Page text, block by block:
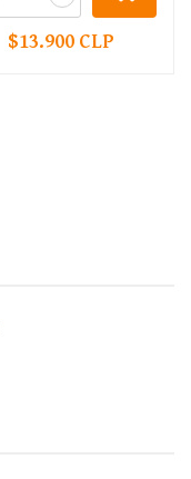
$13.900 CLP